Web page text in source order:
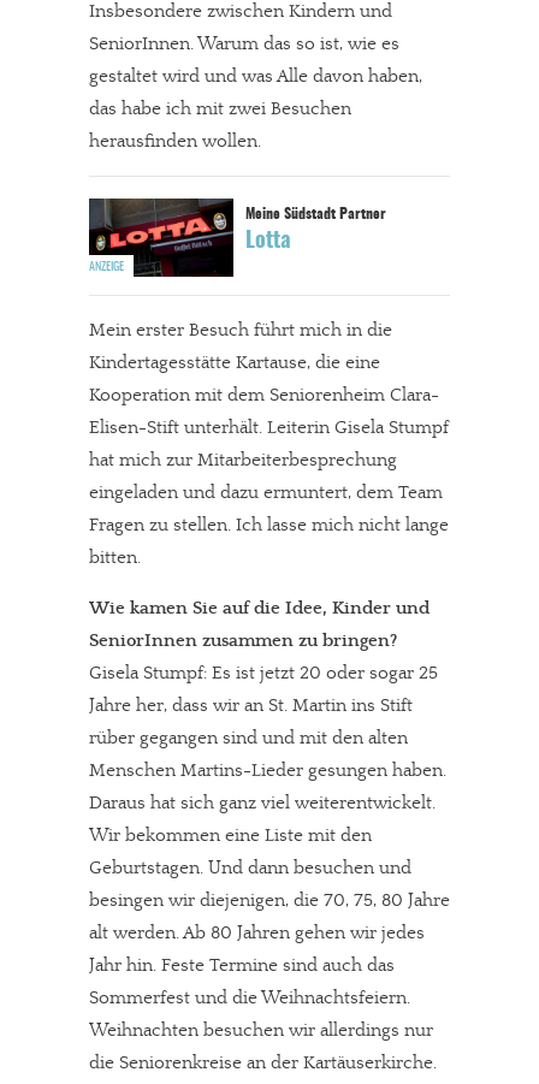
Insbesondere zwischen Kindern und
SeniorInnen. Warum das so ist, wie es
gestaltet wird und was Alle davon haben,
das habe ich mit zwei Besuchen
herausfinden wollen.
Lotta
Mein erster Besuch führt mich in die
Kindertagesstätte Kartause, die eine
Kooperation mit dem Seniorenheim Clara-
Elisen-Stift unterhält. Leiterin Gisela Stumpf
hat mich zur Mitarbeiterbesprechung
eingeladen und dazu ermuntert, dem Team
Fragen zu stellen. Ich lasse mich nicht lange
bitten.
Wie kamen Sie auf die Idee, Kinder und
SeniorInnen zusammen zu bringen?
Gisela Stumpf: Es ist jetzt 20 oder sogar 25
Jahre her, dass wir an St. Martin ins Stift
rüber gegangen sind und mit den alten
Menschen Martins-Lieder gesungen haben.
Daraus hat sich ganz viel weiterentwickelt.
Wir bekommen eine Liste mit den
Geburtstagen. Und dann besuchen und
besingen wir diejenigen, die 70, 75, 80 Jahre
alt werden. Ab 80 Jahren gehen wir jedes
Jahr hin. Feste Termine sind auch das
Sommerfest und die Weihnachtsfeiern.
Weihnachten besuchen wir allerdings nur
die Seniorenkreise an der Kartäuserkirche.